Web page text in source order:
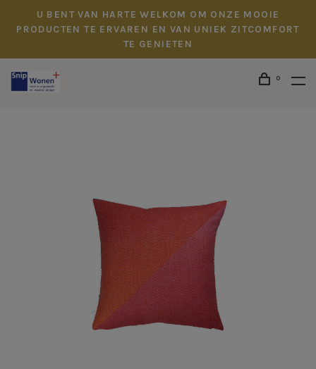
U BENT VAN HARTE WELKOM OM ONZE MOOIE
PRODUCTEN TE ERVAREN EN VAN UNIEK ZITCOMFORT
TE GENIETEN
0